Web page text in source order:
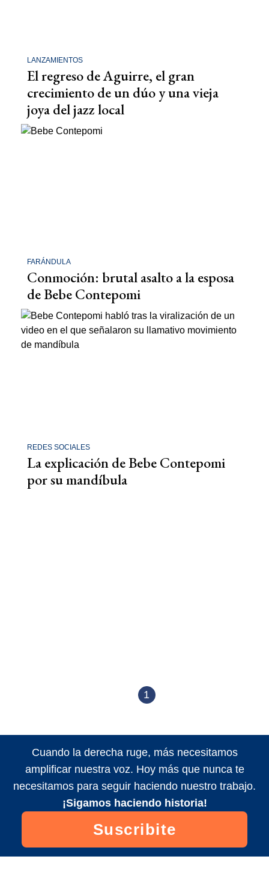
LANZAMIENTOS
El regreso de Aguirre, el gran
crecimiento de un dúo y una vieja
joya del jazz local
FARÁNDULA
Conmoción: brutal asalto a la esposa
de Bebe Contepomi
REDES SOCIALES
La explicación de Bebe Contepomi
por su mandíbula
1
Cuando la derecha ruge, más necesitamos
amplificar nuestra voz. Hoy más que nunca te
necesitamos para seguir haciendo nuestro trabajo.
¡Sigamos haciendo historia!
Suscribite